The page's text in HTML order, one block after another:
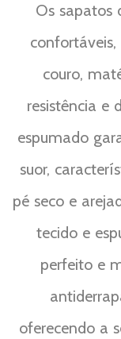
Os sapatos
couro,
resistência e
espumado
suor,
pé seco e
tecido e
perfeito e
oferecendo a